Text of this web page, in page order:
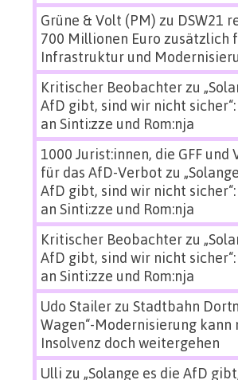
Grüne & Volt (PM) zu DSW21
700 Millionen Euro zusätzlich
Infrastruktur und
Kritischer Beobachterzu
AfD gibt, sind wir nicht
an Sinti:zze und Rom:nja
1000 Jurist:innen, die GFF und
für das AfD-Verbot zu
AfD gibt, sind wir nicht
an Sinti:zze und Rom:nja
Kritischer Beobachterzu
AfD gibt, sind wir nicht
an Sinti:zze und Rom:nja
Udo Stailerzu Stadtbahn
Wagen“-Modernisierung kann
Insolvenz doch weitergehen
Ulli zu „Solange es die AfD